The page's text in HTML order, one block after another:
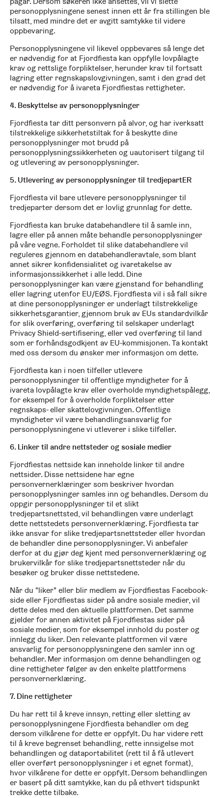
personopplysningene senest innen ett år fra stillingen ble
tilsatt, med mindre det er avgitt samtykke til videre
oppbevaring.
Personopplysningene vil likevel oppbevares så lenge det
er nødvendig for at Fjordfiesta kan oppfylle lovpålagte
krav og rettslige forpliktelser, herunder krav til fortsatt
lagring etter regnskapslovgivningen, samt i den grad det
er nødvendig for å ivareta Fjordfiestas rettigheter.
4. Beskyttelse av personopplysninger
Fjordfiesta tar ditt personvern på alvor, og har iverksatt
tilstrekkelige sikkerhetstiltak for å beskytte dine
personopplysninger mot brudd på
personopplysningssikkerheten og uautorisert tilgang til
og utlevering av personopplysninger.
5. Utlevering av personopplysninger til tredjepartER
Fjordfiesta vil bare utlevere personopplysninger til
tredjeparter dersom det er lovlig grunnlag for dette.
Fjordfiesta kan bruke databehandlere til å samle inn,
lagre eller på annen måte behandle personopplysninger
på våre vegne. Forholdet til slike databehandlere vil
reguleres gjennom en databehandleravtale, som blant
annet sikrer konfidensialitet og ivaretakelse av
informasjonssikkerhet i alle ledd. Dine
personopplysninger kan være gjenstand for behandling
eller lagring utenfor EU/EØS. Fjordfiesta vil i så fall sikre
at dine personopplysninger er underlagt tilstrekkelige
sikkerhetsgarantier, gjennom bruk av EUs standardvilkår
for slik overføring, overføring til selskaper underlagt
Privacy Shield-sertifisering, eller ved overføring til land
som er forhåndsgodkjent av EU-kommisjonen. Ta kontakt
med oss dersom du ønsker mer informasjon om dette.
Fjordfiesta kan i noen tilfeller utlevere
personopplysninger til offentlige myndigheter for å
ivareta lovpålagte krav eller overholde myndighetspålegg,
for eksempel for å overholde forpliktelser etter
regnskaps- eller skattelovgivningen. Offentlige
myndigheter vil være behandlingsansvarlig for
personopplysningene vi utleverer i slike tilfeller.
6. Linker til andre nettsteder og sosiale medier
Fjordfiestas nettside kan inneholde linker til andre
nettsider. Disse nettsidene har egne
personvernerklæringer som beskriver hvordan
personopplysninger samles inn og behandles. Dersom du
oppgir personopplysninger til et slikt
tredjepartsnettsted, vil behandlingen være underlagt
dette nettstedets personvernerklæring. Fjordfiesta tar
ikke ansvar for slike tredjepartsnettsteder eller hvordan
de behandler dine personopplysninger. Vi anbefaler
derfor at du gjør deg kjent med personvernerklæring og
brukervilkår for slike tredjepartsnettsteder når du
besøker og bruker disse nettstedene.
Når du "liker" eller blir medlem av Fjordfiestas Facebook-
side eller Fjordfiestas sider på andre sosiale medier, vil
dette deles med den aktuelle plattformen. Det samme
gjelder for annen aktivitet på Fjordfiestas sider på
sosiale medier, som for eksempel innhold du poster og
innlegg du liker. Den relevante plattformen vil være
ansvarlig for personopplysningene den samler inn og
behandler. Mer informasjon om denne behandlingen og
dine rettigheter følger av den enkelte plattformens
personvernerklæring.
7. Dine rettigheter
Du har rett til å kreve innsyn, retting eller sletting av
personopplysningene Fjordfiesta behandler om deg
dersom vilkårene for dette er oppfylt. Du har videre rett
til å kreve begrenset behandling, rette innsigelse mot
behandlingen og dataportabilitet (rett til å få utlevert
eller overført personopplysninger i et egnet format),
hvor vilkårene for dette er oppfylt. Dersom behandlingen
er basert på ditt samtykke, kan du på ethvert tidspunkt
trekke dette tilbake.